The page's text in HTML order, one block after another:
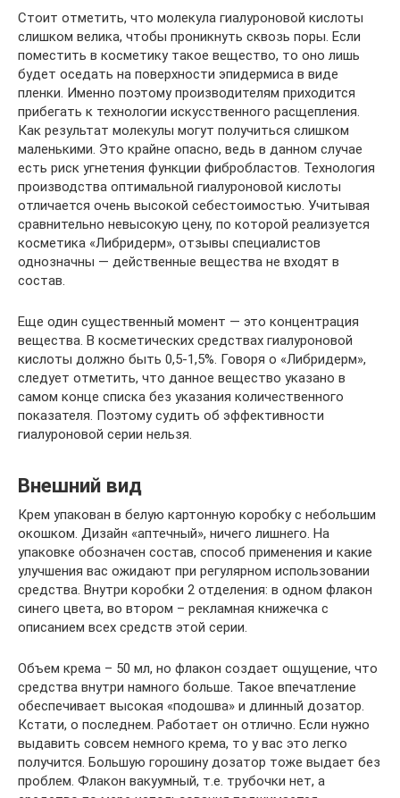
Стоит отметить, что молекула гиалуроновой кислоты
слишком велика, чтобы проникнуть сквозь поры. Если
поместить в косметику такое вещество, то оно лишь
будет оседать на поверхности эпидермиса в виде
пленки. Именно поэтому производителям приходится
прибегать к технологии искусственного расщепления.
Как результат молекулы могут получиться слишком
маленькими. Это крайне опасно, ведь в данном случае
есть риск угнетения функции фибробластов. Технология
производства оптимальной гиалуроновой кислоты
отличается очень высокой себестоимостью. Учитывая
сравнительно невысокую цену, по которой реализуется
косметика «Либридерм», отзывы специалистов
однозначны — действенные вещества не входят в
состав.
Еще один существенный момент — это концентрация
вещества. В косметических средствах гиалуроновой
кислоты должно быть 0,5-1,5%. Говоря о «Либридерм»,
следует отметить, что данное вещество указано в
самом конце списка без указания количественного
показателя. Поэтому судить об эффективности
гиалуроновой серии нельзя.
Внешний вид
Крем упакован в белую картонную коробку с небольшим
окошком. Дизайн «аптечный», ничего лишнего. На
упаковке обозначен состав, способ применения и какие
улучшения вас ожидают при регулярном использовании
средства. Внутри коробки 2 отделения: в одном флакон
синего цвета, во втором – рекламная книжечка с
описанием всех средств этой серии.
Объем крема – 50 мл, но флакон создает ощущение, что
средства внутри намного больше. Такое впечатление
обеспечивает высокая «подошва» и длинный дозатор.
Кстати, о последнем. Работает он отлично. Если нужно
выдавить совсем немного крема, то у вас это легко
получится. Большую горошину дозатор тоже выдает без
проблем. Флакон вакуумный, т.е. трубочки нет, а